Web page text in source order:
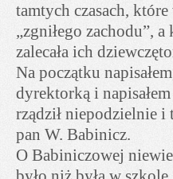
tamtych czasach,
„zgniłego zachodu”,
zalecała ich
Na początku
dyrektorką i
rządził niepodzielnie i
pan W. Babinicz.
O Babiniczowej